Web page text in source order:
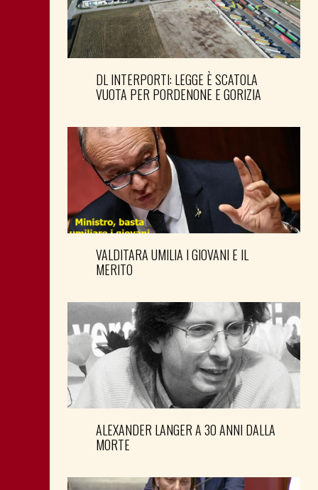
DL INTERPORTI: LEGGE È SCATOLA
VUOTA PER PORDENONE E GORIZIA
VALDITARA UMILIA I GIOVANI E IL
MERITO
ALEXANDER LANGER A 30 ANNI DALLA
MORTE